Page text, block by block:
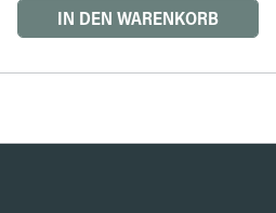
IN DEN WARENKORB